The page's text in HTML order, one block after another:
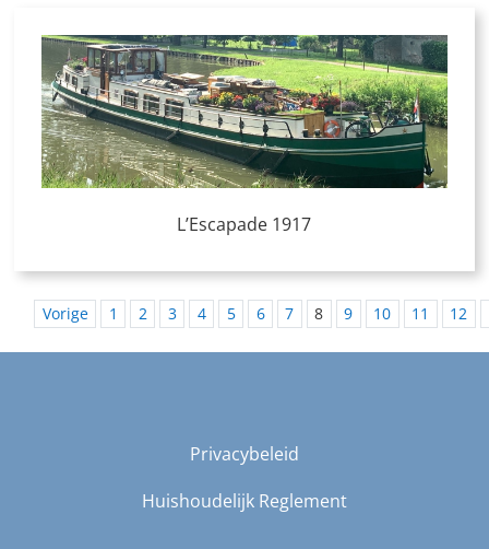
L’Escapade 1917
Vorige 1 2 3 4 5 6 7 8 9 10 11 12
Privacybeleid
Huishoudelijk Reglement